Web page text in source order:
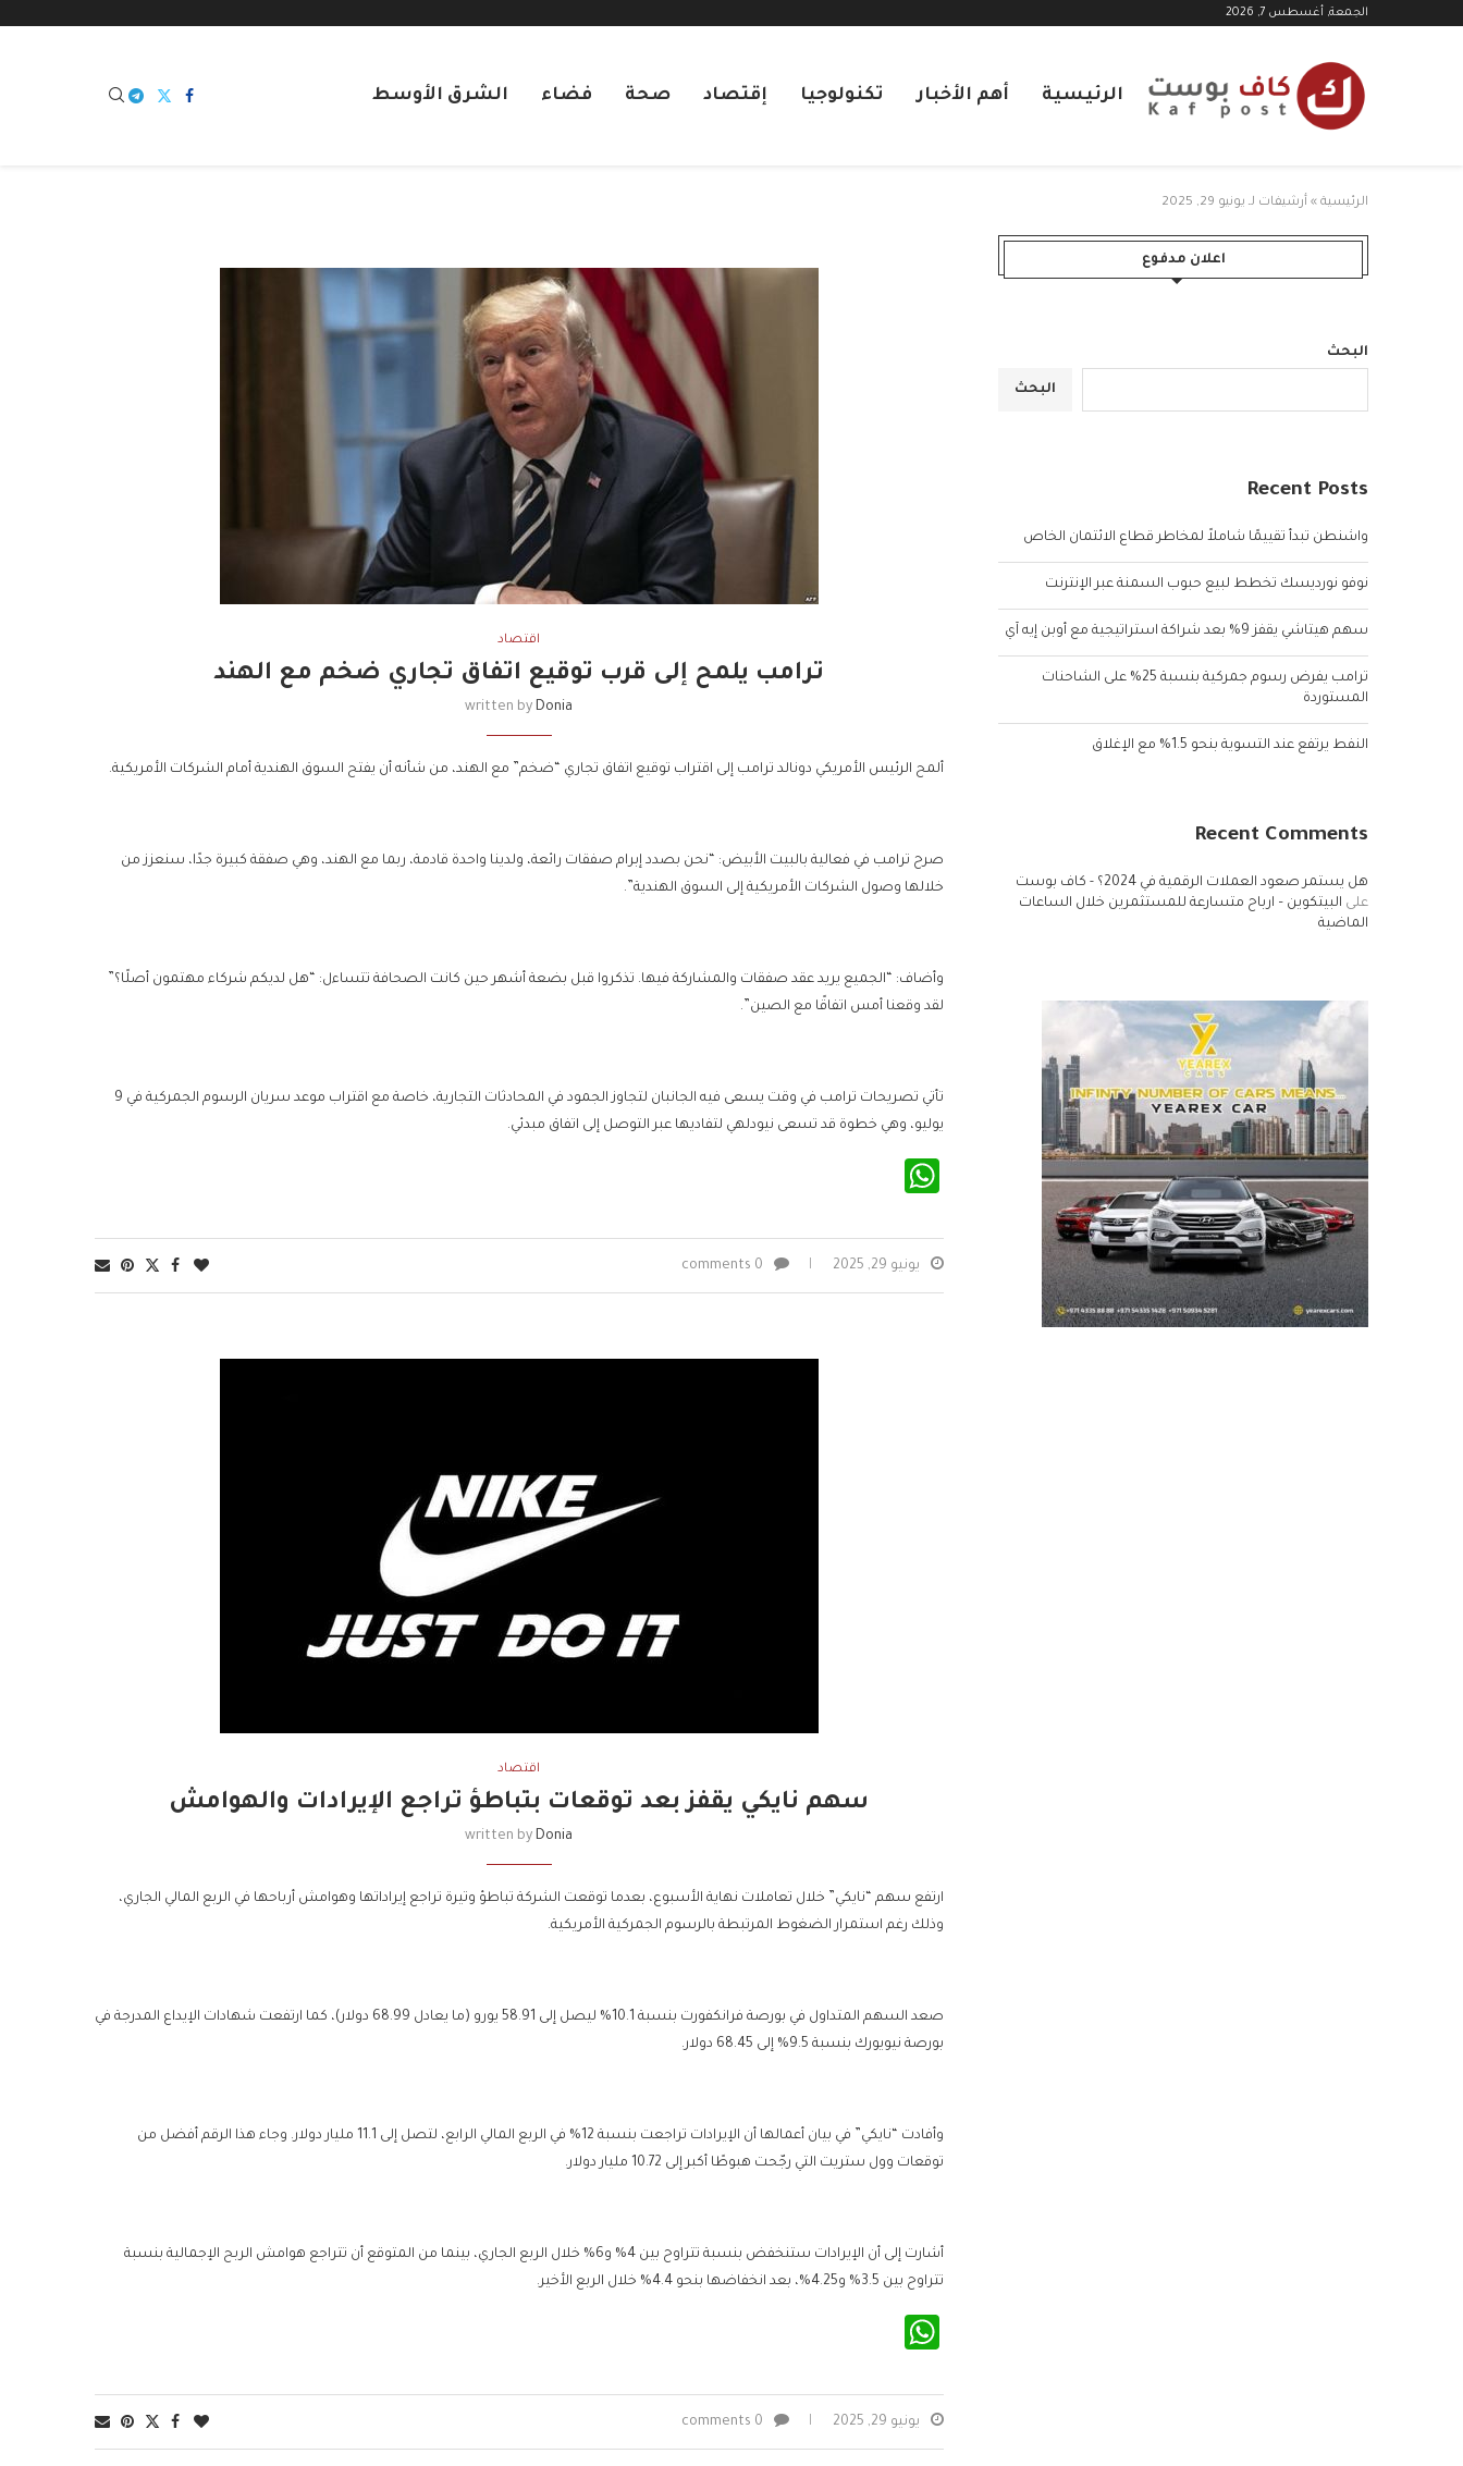
الجمعة, أغسطس 7, 2026
الرئيسية أهم الأخبار تكنولوجيا إقتصاد صحة فضاء الشرق الأوسط
الرئيسية » أرشيفات لـ يونيو 29, 2025
اقتصاد
ترامب يلمح إلى قرب توقيع اتفاق تجاري ضخم مع الهند
written by Donia
ألمح الرئيس الأمريكي دونالد ترامب إلى اقتراب توقيع اتفاق تجاري “ضخم” مع الهند، من شأنه أن يفتح السوق الهندية أمام الشركات الأمريكية.
صرح ترامب في فعالية بالبيت الأبيض: “نحن بصدد إبرام صفقات رائعة، ولدينا واحدة قادمة، ربما مع الهند، وهي صفقة كبيرة جدًا، سنعزز من
خلالها وصول الشركات الأمريكية إلى السوق الهندية”.
وأضاف: “الجميع يريد عقد صفقات والمشاركة فيها. تذكروا قبل بضعة أشهر حين كانت الصحافة تتساءل: “هل لديكم شركاء مهتمون أصلًا؟”
لقد وقعنا أمس اتفاقًا مع الصين”.
تأتي تصريحات ترامب في وقت يسعى فيه الجانبان لتجاوز الجمود في المحادثات التجارية، خاصة مع اقتراب موعد سريان الرسوم الجمركية في 9
يوليو، وهي خطوة قد تسعى نيودلهي لتفاديها عبر التوصل إلى اتفاق مبدئي.
يونيو 29, 2025 0 comments
اقتصاد
سهم نايكي يقفز بعد توقعات بتباطؤ تراجع الإيرادات والهوامش
written by Donia
ارتفع سهم “نايكي” خلال تعاملات نهاية الأسبوع، بعدما توقعت الشركة تباطؤ وتيرة تراجع إيراداتها وهوامش أرباحها في الربع المالي الجاري،
وذلك رغم استمرار الضغوط المرتبطة بالرسوم الجمركية الأمريكية.
صعد السهم المتداول في بورصة فرانكفورت بنسبة 10.1% ليصل إلى 58.91 يورو (ما يعادل 68.99 دولار)، كما ارتفعت شهادات الإيداع المدرجة في
بورصة نيويورك بنسبة 9.5% إلى 68.45 دولار.
وأفادت “نايكي” في بيان أعمالها أن الإيرادات تراجعت بنسبة 12% في الربع المالي الرابع، لتصل إلى 11.1 مليار دولار. وجاء هذا الرقم أفضل من
توقعات وول ستريت التي رجّحت هبوطًا أكبر إلى 10.72 مليار دولار.
أشارت إلى أن الإيرادات ستنخفض بنسبة تتراوح بين 4% و6% خلال الربع الجاري، بينما من المتوقع أن تتراجع هوامش الربح الإجمالية بنسبة
تتراوح بين 3.5% و4.25%، بعد انخفاضها بنحو 4.4% خلال الربع الأخير.
يونيو 29, 2025 0 comments
اعلان مدفوع
البحث
البحث
Recent Posts
واشنطن تبدأ تقييمًا شاملاً لمخاطر قطاع الائتمان الخاص
نوفو نورديسك تخطط لبيع حبوب السمنة عبر الإنترنت
سهم هيتاشي يقفز 9% بعد شراكة استراتيجية مع أوبن إيه آي
ترامب يفرض رسوم جمركية بنسبة 25% على الشاحنات
المستوردة
النفط يرتفع عند التسوية بنحو 1.5% مع الإغلاق
Recent Comments
هل يستمر صعود العملات الرقمية في 2024؟ - كاف بوست
على البيتكوين – ارباح متسارعة للمستثمرين خلال الساعات
الماضية